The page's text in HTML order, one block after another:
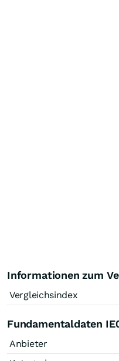
Informationen zum
Vergleichsindex
Fundamentaldaten
Anbieter